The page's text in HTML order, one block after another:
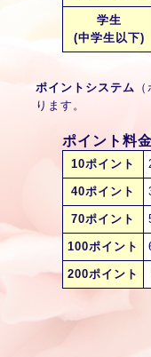
学生
(中学生以下)
ポイントシステム
ります。
ポイント料
10ポイント
40ポイント
70ポイント
100ポイント
200ポイント